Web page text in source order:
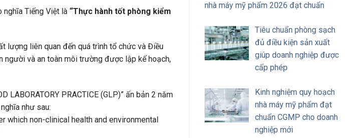
nghĩa Tiếng Việt là “Thực hành tốt phòng kiểm
lượng liên quan đến quá trình tổ chức và Điều
người và an toàn môi trường được lập kế hoạch,
LABORATORY PRACTICE (GLP)” ấn bản 2 năm
như sau:
non-clinical health and environmental
nhà máy mỹ phẩm 2026 đạt chuẩn
Tiêu chuẩn phòng sạch
đủ điều kiện sản xuất
giúp doanh nghiệp được
cấp phép
Kinh nghiệm quy hoạch
nhà máy mỹ phẩm đạt
chuẩn CGMP cho doanh
nghiệp mới